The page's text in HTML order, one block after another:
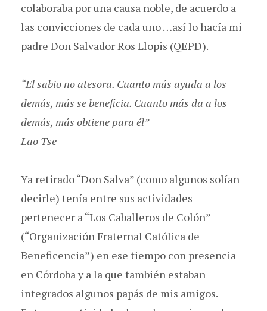
colaboraba por una causa noble, de acuerdo a
las convicciones de cada uno …así lo hacía mi
padre Don Salvador Ros Llopis (QEPD).
“El sabio no atesora. Cuanto más ayuda a los
demás, más se beneficia. Cuanto más da a los
demás, más obtiene para él”
Lao Tse
Ya retirado “Don Salva” (como algunos solían
decirle) tenía entre sus actividades
pertenecer a “Los Caballeros de Colón”
(“Organización Fraternal Católica de
Beneficencia”) en ese tiempo con presencia
en Córdoba y a la que también estaban
integrados algunos papás de mis amigos.